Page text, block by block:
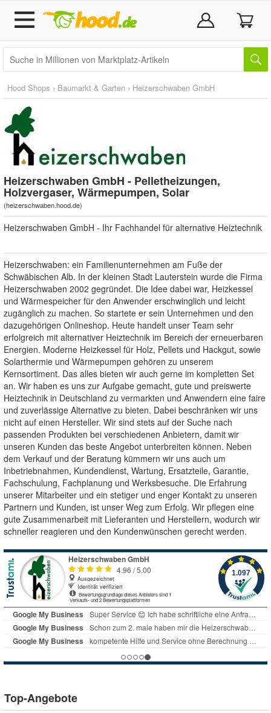
Hood Shops › Baumarkt & Garten › Heizerschwaben GmbH
Heizerschwaben GmbH - Pelletheizungen,
Holzvergaser, Wärmepumpen, Solar
(heizerschwaben.hood.de)
Heizerschwaben GmbH - Ihr Fachhandel für alternative Heiztechnik
Heizerschwaben: ein Familienunternehmen am Fuße der
Schwäbischen Alb. In der kleinen Stadt Lauterstein wurde die Firma
Heizerschwaben 2002 gegründet. Die Idee dabei war, Heizkessel
und Wärmespeicher für den Anwender erschwinglich und leicht
zugänglich zu machen. So startete er sein Unternehmen und den
dazugehörigen Onlineshop. Heute handelt unser Team sehr
erfolgreich mit alternativer Heiztechnik im Bereich der erneuerbaren
Energien. Moderne Heizkessel für Holz, Pellets und Hackgut, sowie
Solarthermie und Wärmepumpen gehören zu unserem
Kernsortiment. Das alles bieten wir auch gerne im kompletten Set
an. Wir haben es uns zur Aufgabe gemacht, gute und preiswerte
Heiztechnik in Deutschland zu vermarkten und Anwendern eine faire
und zuverlässige Alternative zu bieten. Dabei beschränken wir uns
nicht auf einen Hersteller. Wir sind stets auf der Suche nach
passenden Produkten bei verschiedenen Anbietern, damit wir
unseren Kunden das beste Angebot unterbreiten können. Neben
dem Verkauf und der Beratung kümmern wir uns auch um
Inbetriebnahmen, Kundendienst, Wartung, Ersatzteile, Garantie,
Fachschulung, Fachplanung und Werksbesuche. Die Erfahrung
unserer Mitarbeiter und ein stetiger und enger Kontakt zu unseren
Partnern und Kunden, ist unser Weg zum Erfolg. Wir pflegen eine
gute Zusammenarbeit mit Lieferanten und Herstellern, wodurch wir
schneller reagieren und den Kundenwünschen gerecht werden.
Top-Angebote